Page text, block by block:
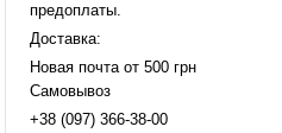
предоплаты.
Доставка:
Новая почта от 500 грн
Самовывоз
+38 (097) 366-38-00